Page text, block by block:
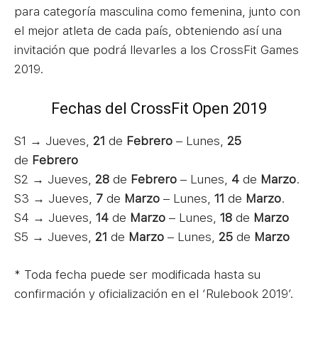
para categoría masculina como femenina, junto con
el mejor atleta de cada país, obteniendo así una
invitación que podrá llevarles a los CrossFit Games
2019.
Fechas del CrossFit Open 2019
S1 → Jueves, 21 de Febrero – Lunes, 25
de Febrero
S2 → Jueves, 28 de Febrero – Lunes, 4 de Marzo.
S3 → Jueves, 7 de Marzo – Lunes, 11 de Marzo.
S4 → Jueves, 14 de Marzo – Lunes, 18 de Marzo
S5 → Jueves, 21 de Marzo – Lunes, 25 de Marzo
* Toda fecha puede ser modificada hasta su
confirmación y oficialización en el ‘Rulebook 2019’.